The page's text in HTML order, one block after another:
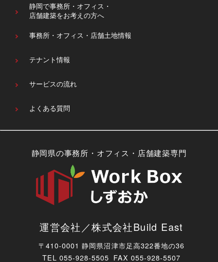
静岡で事務所・オフィス・
店舗建築をお考えの方へ
事務所・オフィス・ 店舗土地情報
テナント情報
サービスの流れ
よくある質問
静岡県の事務所・オフィス・店舗建築専門
運営会社／株式会社Build East
〒410-0001 静岡県沼津市足高322番地の36
TEL055-928-5505 FAX 055-928-5507